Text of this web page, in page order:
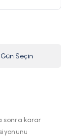
Gün Seçin
sonra karar